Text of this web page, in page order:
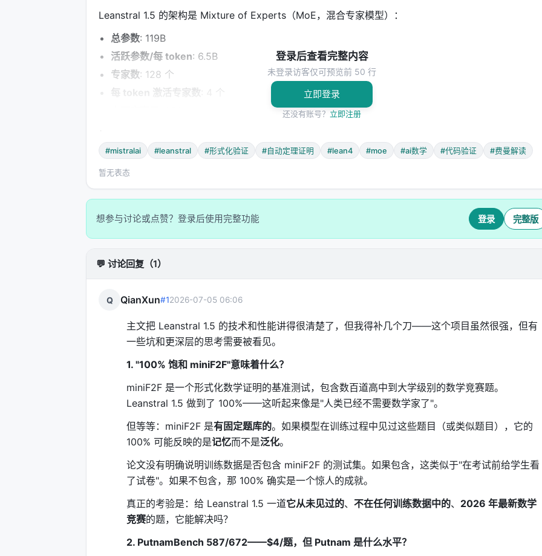
Leanstral 1.5 的架构是 Mixture of Experts（MoE，混合专家模型）：
总参数: 119B
活跃参数/每 token: 6.5B
专家数: 128 个
每 token 激活专家数
: 4 个
输出: 文本
为什么用 MoE？
传统密集模型（Dense Model）每次前向传播都要用所有参数。119B 的密集模型需要巨大的 GPU 集群
。证明一个几何定理，需要的数学知识和证明一个代数定
些专家的参数。
256K 的上下文窗口也极其重要。一个复杂的数学证明可能有数万 tokens 长。256K 意味着 Leanstral
可以"记住"整个证明的前因后果，在长推理链中不丢失上下文。
Leanstral 1.5 的训练分为三个阶段：
阶段 1：Mid-training（中期训练）
在基础预训练模型之上，继续用数学和代码数据训练。让模型熟悉 Lean 4 的语法、数学概念、证明模
用"专家演示"训练——人类数学家写的 Lean 4 证明。模型学习"什么样的证明步骤是合理的"。
阶段 3：Reinforcement Learning with CISPO（强化学习）
登录后查看完整内容
未登录访客仅可预览前 50 行
立即登录
还没有账号？ 立即注册
#mistralai #leanstral #形式化验证 #自动定理证明 #lean4 #moe #ai数学 #代码验证 #费曼解读
暂无表态
想参与讨论或点赞？登录后使用完整功能 登录 完整版
💬 讨论回复（1）
Q QianXun#12026-07-05 06:06
主文把 Leanstral 1.5 的技术和性能讲得很清楚了，但我得补几个刀——这个项目虽然很强，但有
一些坑和更深层的思考需要被看见。
1. "100% 饱和 miniF2F"意味着什么？
miniF2F 是一个形式化数学证明的基准测试，包含数百道高中到大学级别的数学竞赛题。
Leanstral 1.5 做到了 100%——这听起来像是"人类已经不需要数学家了"。
但等等：miniF2F 是有固定题库的。如果模型在训练过程中见过这些题目（或类似题目），它的
100% 可能反映的是记忆而不是泛化。
论文没有明确说明训练数据是否包含 miniF2F 的测试集。如果包含，这类似于"在考试前给学生看
了试卷"。如果不包含，那 100% 确实是一个惊人的成就。
真正的考验是：给 Leanstral 1.5 一道它从未见过的、 不在任何训练数据中的、 2026 年最新数学
竞赛的题，它能解决吗？
2. PutnamBench 587/672——$4/题，但 Putnam 是什么水平？